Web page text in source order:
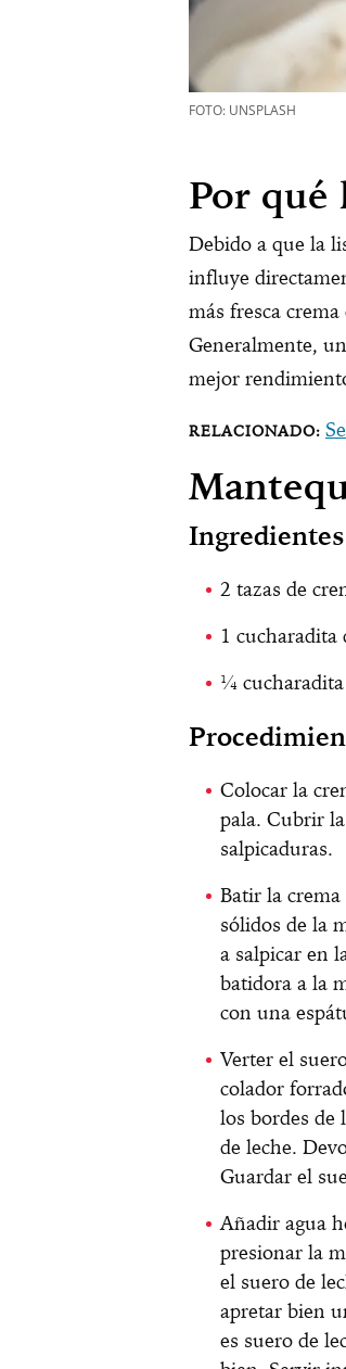
FOTO: UNSPLASH
Por qué
Debido a que la
influye
más fresca
Generalmente,
mejor
Ingredientes
2 tazas de
1 cucharadita
¼ cucharadita
Colocar la
pala. Cubrir
salpicaduras.
Batir la
sólidos de la
a salpicar en
batidora a la
con una
Verter el
colador
los bordes de
de leche.
Guardar el
Añadir agua
presionar la
el suero de
apretar bien
es suero de